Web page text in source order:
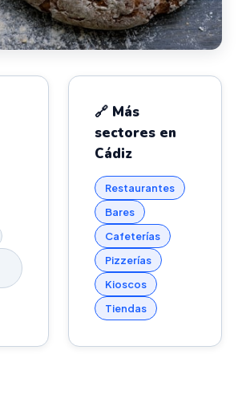
🔗 Más
sectores en
Cádiz
Restaurantes
Bares
Cafeterías
Pizzerías
Kioscos
Tiendas